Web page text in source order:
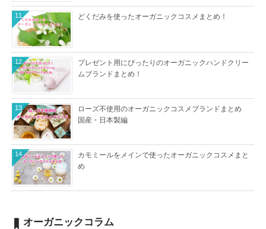
どくだみを使ったオーガニックコスメまとめ！
11
プレゼント用にぴったりのオーガニックハンドクリー
ムブランドまとめ！
12
ローズ不使用のオーガニックコスメブランドまとめ
国産・日本製編
13
カモミールをメインで使ったオーガニックコスメまと
め
14
オーガニックコラム